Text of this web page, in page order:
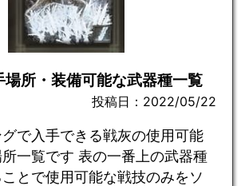
場所・装備可能な武器種一覧
投稿日：2022/05/22
で入手できる戦灰の使用可能
一覧です 表の一番上の武器種
とで使用可能な戦技のみをソ